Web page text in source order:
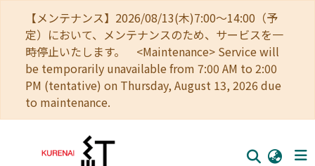
【メンテナンス】2026/08/13(木)7:00～14:00（予
定）において、メンテナンスのため、サービスを一
時停止いたします。 <Maintenance> Service will
be temporarily unavailable from 7:00 AM to 2:00
PM (tentative) on Thursday, August 13, 2026 due
to maintenance.